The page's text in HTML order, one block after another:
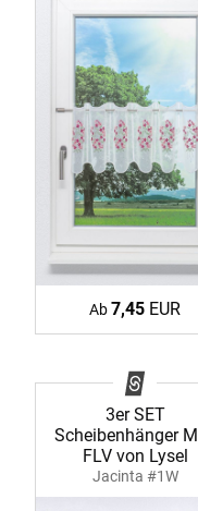
Ab7,45 EUR
3er SET
Scheibenhänger
FLV von Lysel
Jacinta #1W